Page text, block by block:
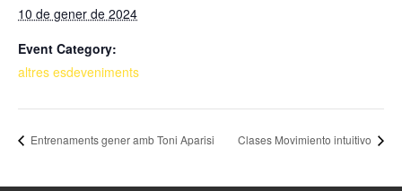
10 de gener de 2024
Event Category:
altres esdeveniments
Entrenaments gener amb Toni Aparisi Clases Movimiento intuitivo